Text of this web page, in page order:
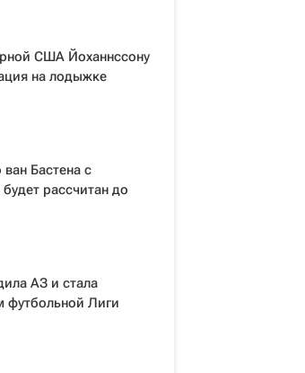
США Йоханнссону
на лодыжке
Бастена с
рассчитан до
АЗ и стала
футбольной Лиги